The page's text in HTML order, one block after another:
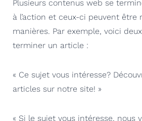
Plusieurs contenus web se
à l’action et ceux-ci peuvent être
manières. Par exemple, voici
terminer un article :
« Ce sujet vous intéresse?
articles sur notre site! »
« Si le sujet vous intéresse, nous